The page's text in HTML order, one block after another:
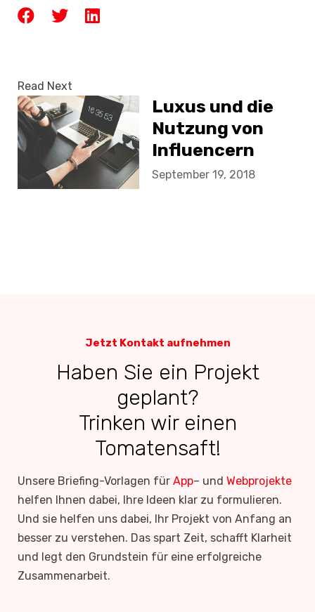
Read Next
Luxus und die
Nutzung von
Influencern
September 19, 2018
Jetzt Kontakt aufnehmen
Haben Sie ein Projekt
geplant?
Trinken wir einen
Tomatensaft!
Unsere Briefing-Vorlagen für App– und Webprojekte
helfen Ihnen dabei, Ihre Ideen klar zu formulieren.
Und sie helfen uns dabei, Ihr Projekt von Anfang an
besser zu verstehen. Das spart Zeit, schafft Klarheit
und legt den Grundstein für eine erfolgreiche
Zusammenarbeit.